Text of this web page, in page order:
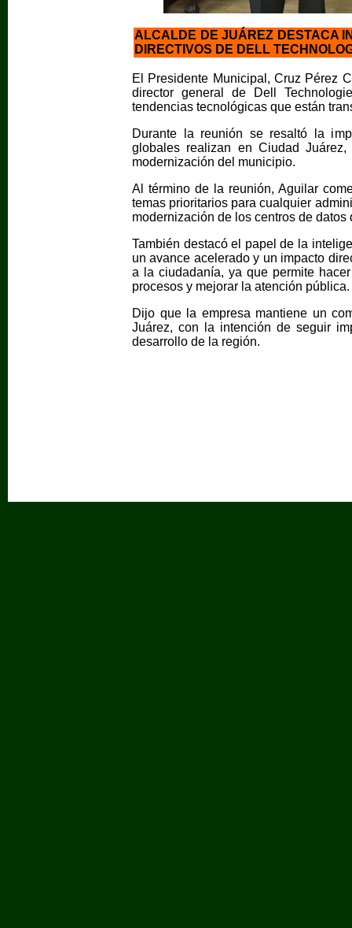
ALCALDE DE JUÁREZ DESTACA
DIRECTIVOS DE DELL
El Presidente Municipal, Cruz Pérez
director general de Dell
tendencias tecnológicas que están
Durante la reunión se resaltó la
globales realizan en Ciudad
modernización del municipio.
Al término de la reunión, Aguilar
temas prioritarios para cualquier
modernización de los centros de
También destacó el papel de la
un avance acelerado y un impacto
a la ciudadanía, ya que permite
procesos y mejorar la atención pública.
Dijo que la empresa mantiene un
Juárez, con la intención de seguir
desarrollo de la región.